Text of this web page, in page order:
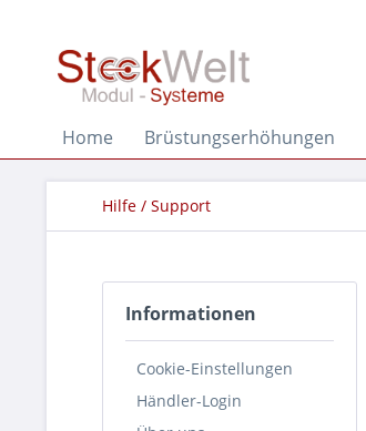
Home Brüstungserhöhungen
Hilfe / Support
Informationen
Cookie-Einstellungen
Händler-Login